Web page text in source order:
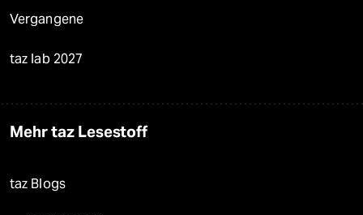
Vergangene
taz lab 2027
Mehr taz Lesestoff
taz Blogs